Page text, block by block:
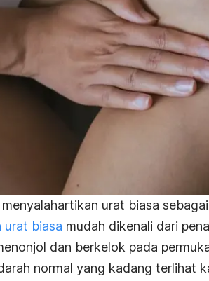
urat biasa
urat biasa mudah dikenali dari
dan berkelok pada
normal yang kadang terlihat